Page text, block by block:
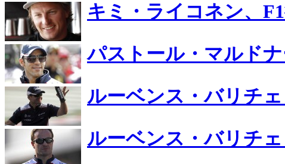
キミ・ライコネン、
パストール・マルド
ルーベンス・バリチ
ルーベンス・バリチ